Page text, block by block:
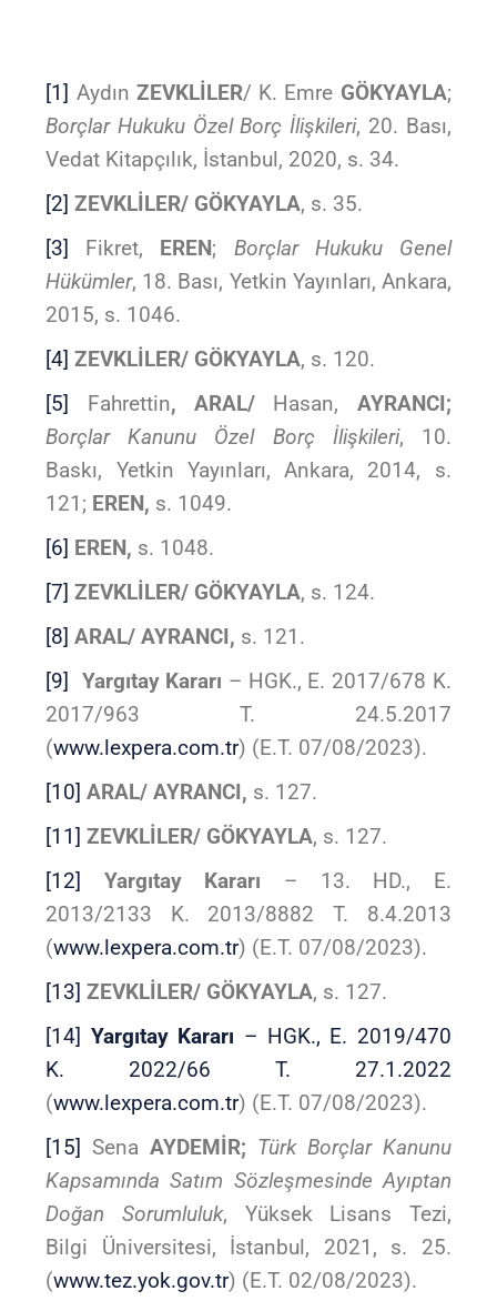
[1] Aydın ZEVKLİLER/ K. Emre GÖKYAYLA;
Borçlar Hukuku Özel Borç İlişkileri, 20. Bası,
Vedat Kitapçılık, İstanbul, 2020, s. 34.
[2] ZEVKLİLER/ GÖKYAYLA, s. 35.
[3]
Fikret, EREN; Borçlar Hukuku Genel
Hükümler, 18. Bası, Yetkin Yayınları, Ankara,
2015, s. 1046.
[4] ZEVKLİLER/ GÖKYAYLA, s. 120.
[5]
Fahrettin, ARAL/ Hasan, AYRANCI;
Borçlar Kanunu Özel Borç İlişkileri, 10.
Baskı, Yetkin Yayınları, Ankara, 2014, s.
121; EREN, s. 1049.
[6] EREN, s. 1048.
[7] ZEVKLİLER/ GÖKYAYLA, s. 124.
[8] ARAL/ AYRANCI, s. 121.
[9]
Yargıtay Kararı – HGK., E. 2017/678 K.
2017/963 T. 24.5.2017
(www.lexpera.com.tr) (E.T. 07/08/2023).
[10] ARAL/ AYRANCI, s. 127.
[11] ZEVKLİLER/ GÖKYAYLA, s. 127.
[12]
Yargıtay Kararı – 13. HD., E.
2013/2133 K. 2013/8882 T. 8.4.2013
(www.lexpera.com.tr) (E.T. 07/08/2023).
[13] ZEVKLİLER/ GÖKYAYLA, s. 127.
[14] Yargıtay Kararı – HGK., E. 2019/470
K. 2022/66 T. 27.1.2022
(www.lexpera.com.tr) (E.T. 07/08/2023).
[15] SenaAYDEMİR; Türk Borçlar Kanunu
Kapsamında Satım Sözleşmesinde Ayıptan
Doğan Sorumluluk, Yüksek Lisans Tezi,
Bilgi Üniversitesi, İstanbul, 2021, s. 25.
(www.tez.yok.gov.tr) (E.T. 02/08/2023).